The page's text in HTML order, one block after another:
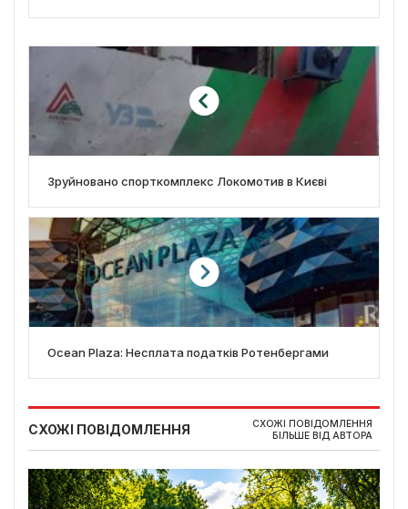
Зруйновано спорткомплекс Локомотив в Києві
Ocean Plaza: Несплата податків Ротенбергами
СХОЖІ ПОВІДОМЛЕННЯ
СХОЖІ ПОВІДОМЛЕННЯ
БІЛЬШЕ ВІД АВТОРА